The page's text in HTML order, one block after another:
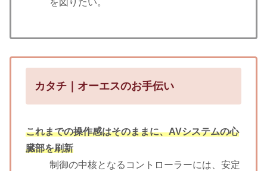
を図りたい。
カタチ｜オーエスのお手伝い
これまでの操作感はそのままに、AVシステムの心
臓部を刷新
制御の中核となるコントローラーには、安定